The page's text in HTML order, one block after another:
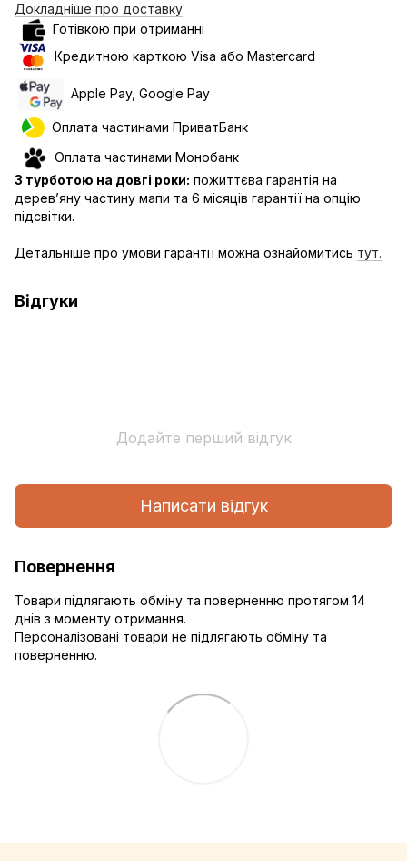
Докладніше про доставку
Готівкою при отриманні
Кредитною карткою Visa або Mastercard
Apple Pay, Google Pay
Оплата частинами ПриватБанк
Оплата частинами Монобанк
З турботою на довгі роки: пожиттєва гарантія на
дерев’яну частину мапи та 6 місяців гарантії на опцію
підсвітки.
Детальніше про умови гарантії можна ознайомитись тут.
Відгуки
Додайте перший відгук
Написати відгук
Повернення
Товари підлягають обміну та поверненню протягом 14
днів з моменту отримання.
Персоналізовані товари не підлягають обміну та
поверненню.